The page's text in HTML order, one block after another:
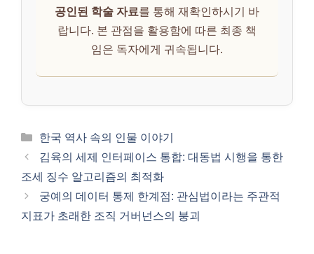
공인된 학술 자료를 통해 재확인하시기 바
랍니다. 본 관점을 활용함에 따른 최종 책
임은 독자에게 귀속됩니다.
카
테
리
한국 역사 속의 인물 이야기
김육의 세제 인터페이스 통합: 대동법 시행을 통한
조세 징수 알고리즘의 최적화
궁예의 데이터 통제 한계점: 관심법이라는 주관적
지표가 초래한 조직 거버넌스의 붕괴